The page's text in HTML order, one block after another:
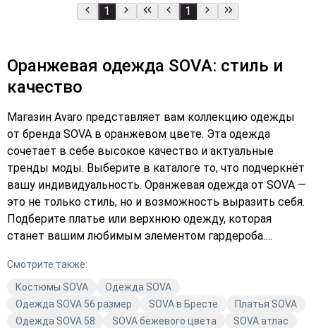
1 1
Оранжевая одежда SOVA: стиль и
качество
Магазин Avaro представляет вам коллекцию одежды
от бренда SOVA в оранжевом цвете. Эта одежда
сочетает в себе высокое качество и актуальные
тренды моды. Выберите в каталоге то, что подчеркнёт
вашу индивидуальность. Оранжевая одежда от SOVA —
это не только стиль, но и возможность выразить себя.
Подберите платье или верхнюю одежду, которая
станет вашим любимым элементом гардероба.
комфортом и качеством одежды SOVA. Не упустите
возможность обновить свой гардероб модной и
стильной одеждой. Выберите то, что подходит именно
вам, и добавьте в корзину уже сегодня!
Смотрите также:
Костюмы SOVA
Одежда SOVA
Одежда SOVA 56 размер
SOVA в Бресте
Платья SOVA
Одежда SOVA 58
SOVA бежевого цвета
SOVA атлас